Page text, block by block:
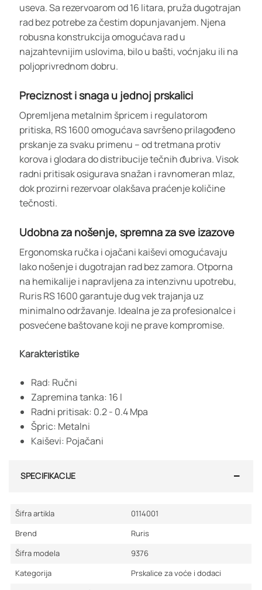
useva. Sa rezervoarom od 16 litara, pruža dugotrajan
rad bez potrebe za čestim dopunjavanjem. Njena
robusna konstrukcija omogućava rad u
najzahtevnijim uslovima, bilo u bašti, voćnjaku ili na
poljoprivrednom dobru.
Preciznost i snaga u jednoj prskalici
Opremljena metalnim špricem i regulatorom
pritiska, RS 1600 omogućava savršeno prilagođeno
prskanje za svaku primenu – od tretmana protiv
korova i glodara do distribucije tečnih đubriva. Visok
radni pritisak osigurava snažan i ravnomeran mlaz,
dok prozirni rezervoar olakšava praćenje količine
tečnosti.
Udobna za nošenje, spremna za sve izazove
Ergonomska ručka i ojačani kaiševi omogućavaju
lako nošenje i dugotrajan rad bez zamora. Otporna
na hemikalije i napravljena za intenzivnu upotrebu,
Ruris RS 1600 garantuje dug vek trajanja uz
minimalno održavanje. Idealna je za profesionalce i
posvećene baštovane koji ne prave kompromise.
Karakteristike
Rad: Ručni
Zapremina tanka: 16 l
Radni pritisak: 0.2 - 0.4 Mpa
Špric: Metalni
Kaiševi: Pojačani
SPECIFIKACIJE
Šifra artikla
0114001
Brend
Ruris
Šifra modela
9376
Kategorija
Prskalice za voće i dodaci